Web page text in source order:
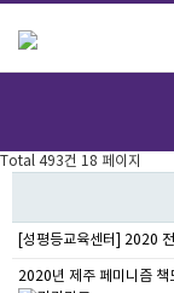
Total 493건 18 페이지
[성평등교육센터] 2020
2020년 제주 페미니즘 책